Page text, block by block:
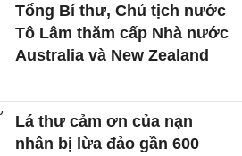
Tổng Bí thư, Chủ tịch nước
Tô Lâm thăm cấp Nhà nước
Australia và New Zealand
Lá thư cảm ơn của nạn
nhân bị lừa đảo gần 600